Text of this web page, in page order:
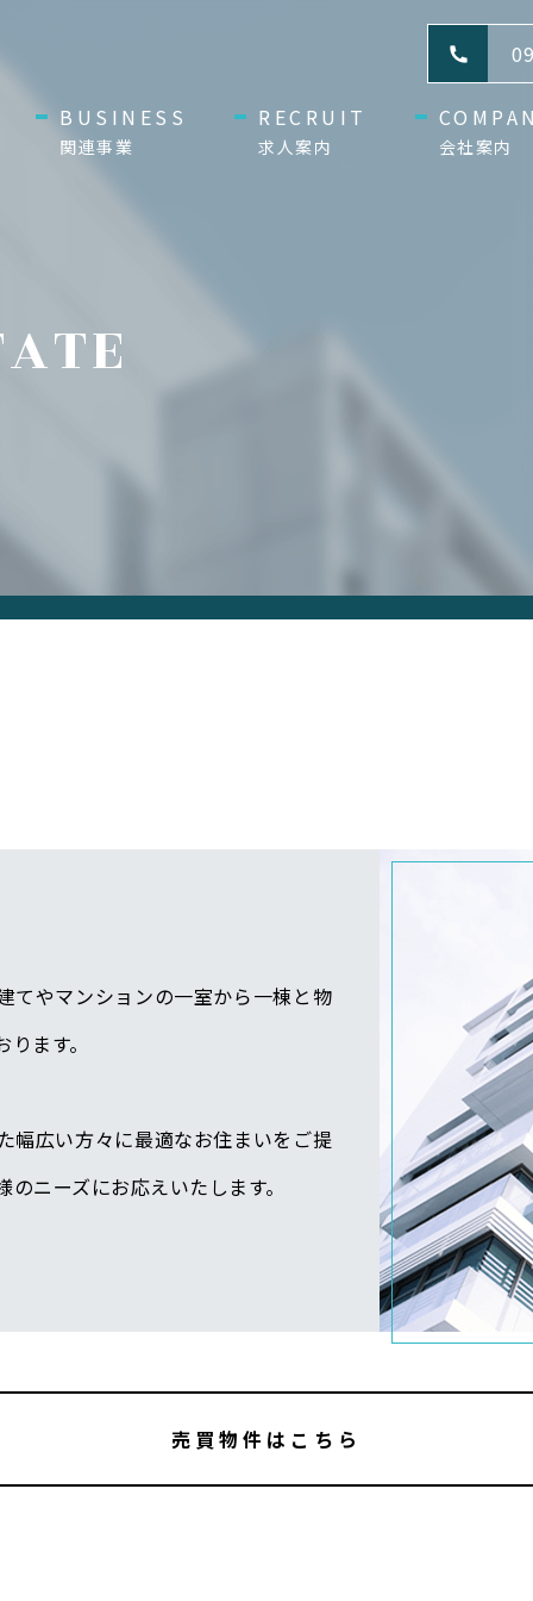
BUSINESS
関連事業
RECRUIT
求人案内 会社案内
てやマンションの一室から一棟と物
ます。
幅広い方々に最適なお住まいをご提
ニーズにお応えいたします。
売買物件はこちら